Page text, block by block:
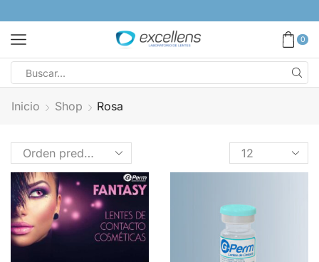
0
Inicio Shop Rosa